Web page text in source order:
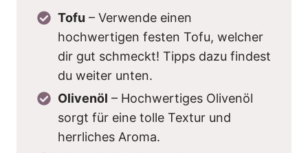
Tofu – Verwende einen
hochwertigen festen Tofu, welcher
dir gut schmeckt! Tipps dazu findest
du weiter unten.
Olivenöl – Hochwertiges Olivenöl
sorgt für eine tolle Textur und
herrliches Aroma.